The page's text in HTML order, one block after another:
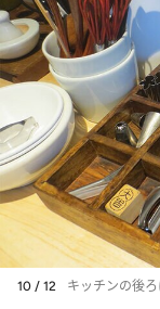
10 / 12 キッチンの後